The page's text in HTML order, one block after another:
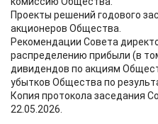
Проекты решений годового
акционеров Общества.
Рекомендации Совета
распределению прибыли (в
дивидендов по акциям
убытков Общества по
Копия протокола заседания
22.05.2026.